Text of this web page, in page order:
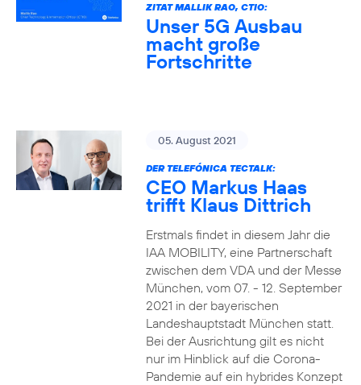
ZITAT MALLIK RAO, CTIO:
Unser 5G Ausbau
macht große
Fortschritte
05. August 2021
DER TELEFÓNICA TECTALK:
CEO Markus Haas
trifft Klaus Dittrich
Erstmals findet in diesem Jahr die
IAA MOBILITY, eine Partnerschaft
zwischen dem VDA und der Messe
München, vom 07. - 12. September
2021 in der bayerischen
Landeshauptstadt München statt.
Bei der Ausrichtung gilt es nicht
nur im Hinblick auf die Corona-
Pandemie auf ein hybrides Konzept